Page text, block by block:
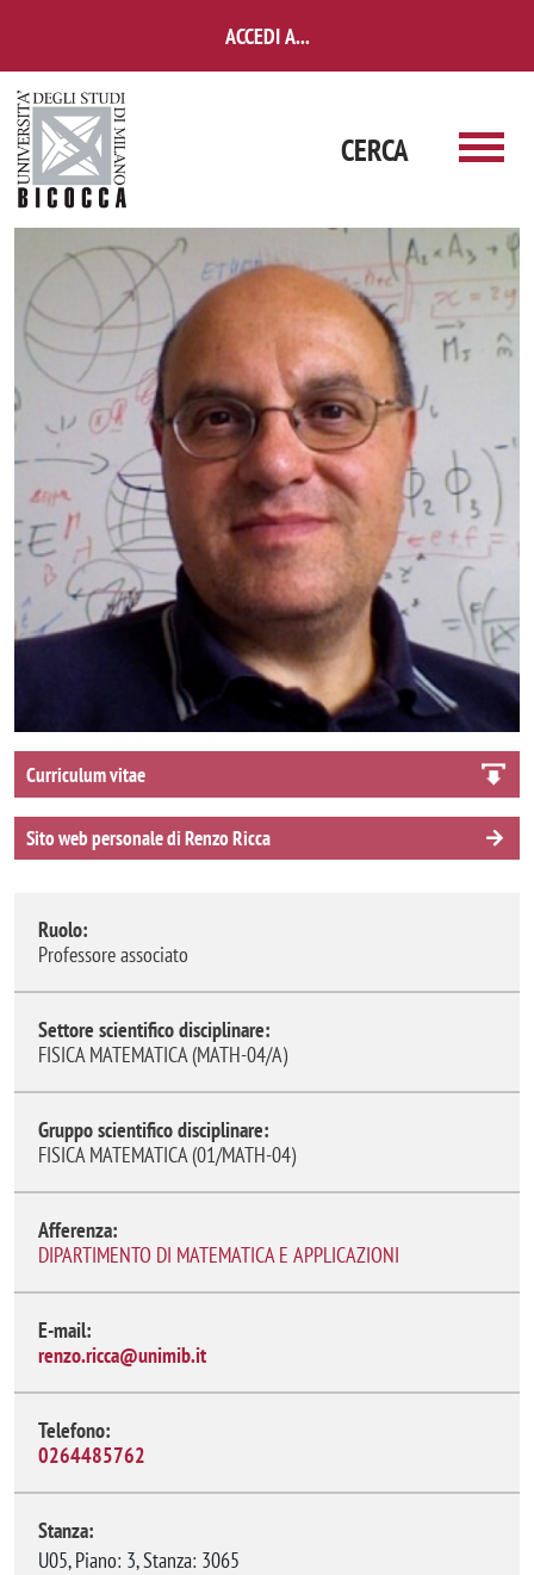
ACCEDI A...
CERCA
Curriculum vitae
Sito web personale di Renzo Ricca
Ruolo:
Professore associato
Settore scientifico disciplinare:
FISICA MATEMATICA (MATH-04/A)
Gruppo scientifico disciplinare:
FISICA MATEMATICA (01/MATH-04)
Afferenza:
DIPARTIMENTO DI MATEMATICA E APPLICAZIONI
E-mail:
renzo.ricca@unimib.it
Telefono:
0264485762
Stanza:
U05, Piano: 3, Stanza: 3065